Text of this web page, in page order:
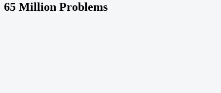
65 Million Problems